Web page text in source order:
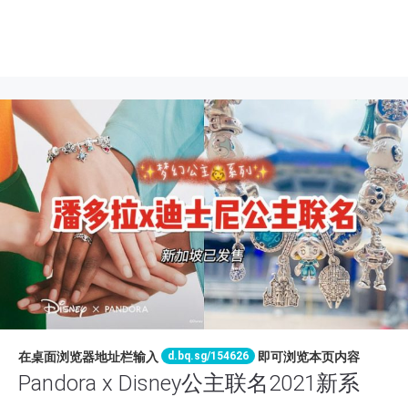
在桌面浏览器地址栏输入 d.bq.sg/154626 即可浏览本页内容
Pandora x Disney公主联名2021新系